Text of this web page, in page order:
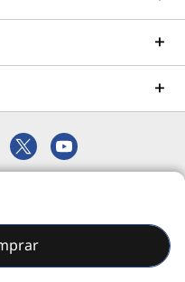
expertos están